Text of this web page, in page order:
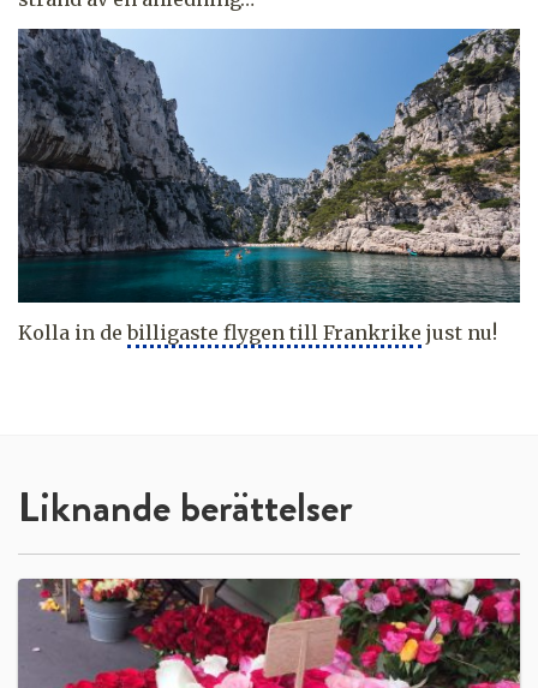
Kolla in debilligaste flygen till Frankrike just nu!
Liknande berättelser